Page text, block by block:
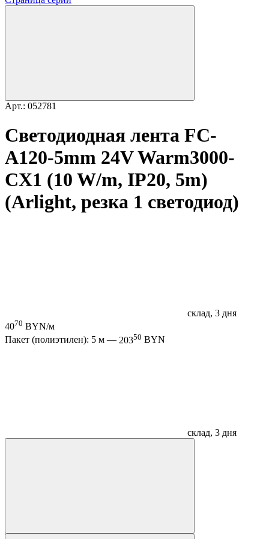
Арт.: 052781
Светодиодная лента FC-
A120-5mm 24V Warm3000-
CX1 (10 W/m, IP20, 5m)
(Arlight, резка 1 светодиод)
склад, 3 дня
4070 BYN/м
Пакет (полиэтилен): 5 м — 20350 BYN
склад, 3 дня